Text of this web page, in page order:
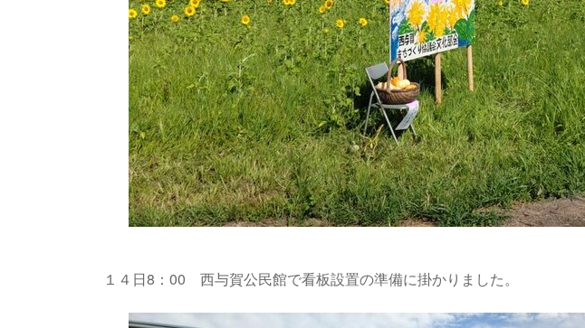
１４日8：00 西与賀公民館で看板設置の準備に掛かりました。